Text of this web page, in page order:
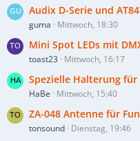
Audix D-Serie und
guma Mittwoch, 18:30
Mini Spot LEDs mit
toast23 Mittwoch, 16:17
Spezielle Halterung für
HaBe Mittwoch, 15:40
ZA-048 Antenne für
tonsound Dienstag, 19:46